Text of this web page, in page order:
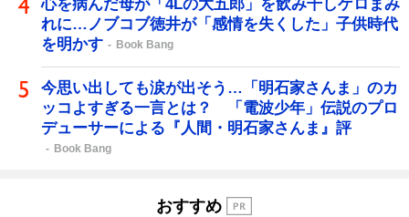
心を病んだ母が「4Lの大五郎」を飲み干しゲロまみ
れに…ノブコブ徳井が「感情を失くした」子供時代
を明かす
Book Bang
今思い出しても涙が出そう…「明石家さんま」のカ
ッコよすぎる一言とは？ 「電波少年」伝説のプロ
デューサーによる『人間・明石家さんま』評
Book Bang
おすすめ